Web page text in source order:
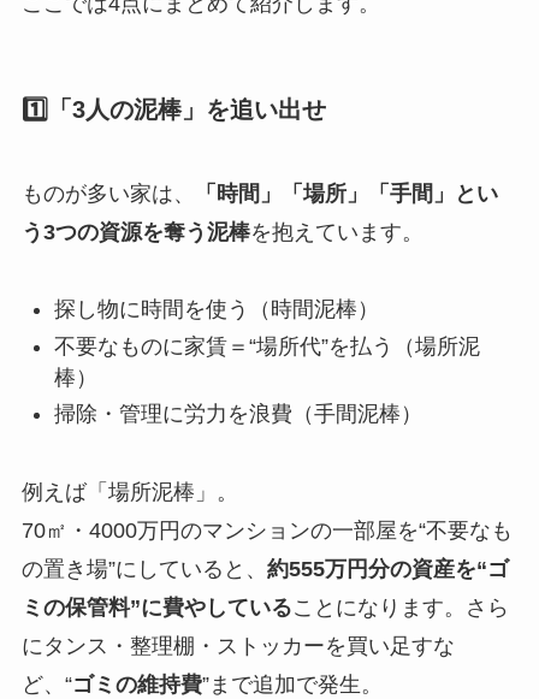
1️⃣ 「3人の泥棒」を追い出せ
ものが多い家は、
「時間」「場所」「手間」とい
う3つの資源を奪う泥棒を抱えています。
探し物に時間を使う（時間泥棒）
不要なものに家賃＝“場所代”を払う（場所泥
棒）
掃除・管理に労力を浪費（手間泥棒）
例えば「場所泥棒」。
70㎡・4000万円のマンションの一部屋を“不要なも
の置き場”にしていると、 約555万円分の資産を“ゴ
ミの保管料”に費やしていることになります。さら
にタンス・整理棚・ストッカーを買い足すな
ど、“ゴミの維持費”まで追加で発生。